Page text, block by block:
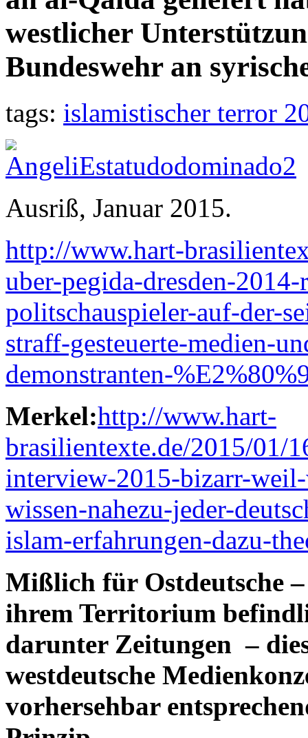
westlicher
Bundeswehr an
tags: islamistischer terror
Ausriß, Januar 2015.
http://www.hart-
uber-pegida-dresden-
politschauspieler-auf-der-
straff-gesteuerte-medien-
demonstranten-
Merkel:http://www.hart-
brasilientexte.de/2015/01/
interview-2015-bizarr-
wissen-nahezu-jeder-
islam-erfahrungen-dazu-
Mißlich für Ostdeutsche
ihrem Territorium
darunter Zeitungen –
westdeutsche
vorhersehbar